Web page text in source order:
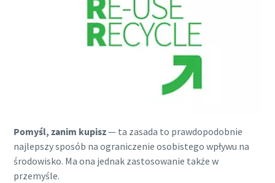
Pomyśl, zanim kupisz— ta zasada to prawdopodobnie
najlepszy sposób na ograniczenie osobistego wpływu na
środowisko. Ma ona jednak zastosowanie także w
przemyśle.